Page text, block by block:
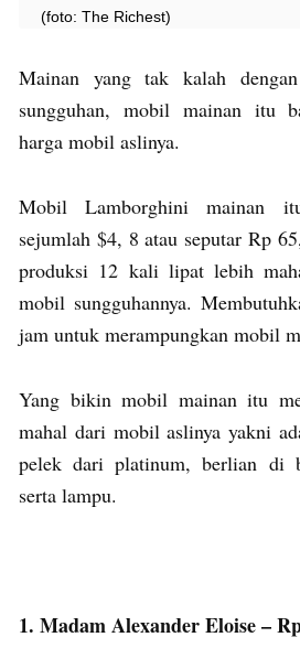
(foto: The Richest)
Mainan yang tak kalah
sungguhan, mobil mainan itu
harga mobil aslinya.
Mobil Lamborghini mainan
sejumlah $4, 8 atau seputar Rp
produksi 12 kali lipat lebih
mobil sungguhannya.
jam untuk merampungkan mobil
Yang bikin mobil mainan itu
mahal dari mobil aslinya yakni
pelek dari platinum, berlian di
serta lampu.
1. Madam Alexander Eloise –